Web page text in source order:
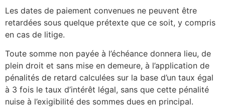
Les dates de paiement convenues ne peuvent être
retardées sous quelque prétexte que ce soit, y compris
en cas de litige.
Toute somme non payée à l’échéance donnera lieu, de
plein droit et sans mise en demeure, à l’application de
pénalités de retard calculées sur la base d’un taux égal
à 3 fois le taux d’intérêt légal, sans que cette pénalité
nuise à l’exigibilité des sommes dues en principal.